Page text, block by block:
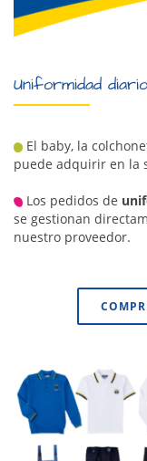
Uniformidad diario
El baby, la
puede adquirir en la
Los pedidos de
se gestionan
nuestro proveedor.